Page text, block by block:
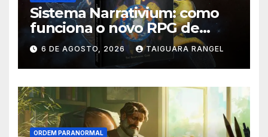
Sistema Narrativium: como
funciona o novo RPG de
Discworld
6 DE AGOSTO, 2026 TAIGUARA RANGEL
ORDEM PARANORMAL